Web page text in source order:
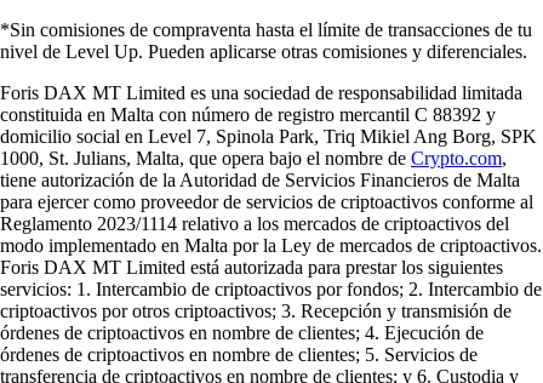
*Sin comisiones de compraventa hasta el límite de transacciones de tu
nivel de Level Up. Pueden aplicarse otras comisiones y diferenciales.
Foris DAX MT Limited es una sociedad de responsabilidad limitada
constituida en Malta con número de registro mercantil C 88392 y
domicilio social en Level 7, Spinola Park, Triq Mikiel Ang Borg, SPK
1000, St. Julians, Malta, que opera bajo el nombre de Crypto.com,
tiene autorización de la Autoridad de Servicios Financieros de Malta
para ejercer como proveedor de servicios de criptoactivos conforme al
Reglamento 2023/1114 relativo a los mercados de criptoactivos del
modo implementado en Malta por la Ley de mercados de criptoactivos.
Foris DAX MT Limited está autorizada para prestar los siguientes
servicios: 1. Intercambio de criptoactivos por fondos; 2. Intercambio de
criptoactivos por otros criptoactivos; 3. Recepción y transmisión de
órdenes de criptoactivos en nombre de clientes; 4. Ejecución de
órdenes de criptoactivos en nombre de clientes; 5. Servicios de
transferencia de criptoactivos en nombre de clientes; y 6. Custodia y